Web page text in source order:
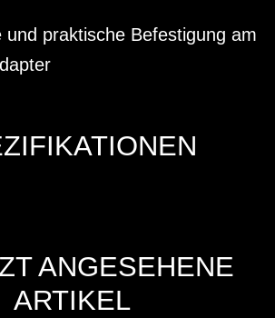
und praktische Befestigung am
ANGESEHENE
ARTIKEL